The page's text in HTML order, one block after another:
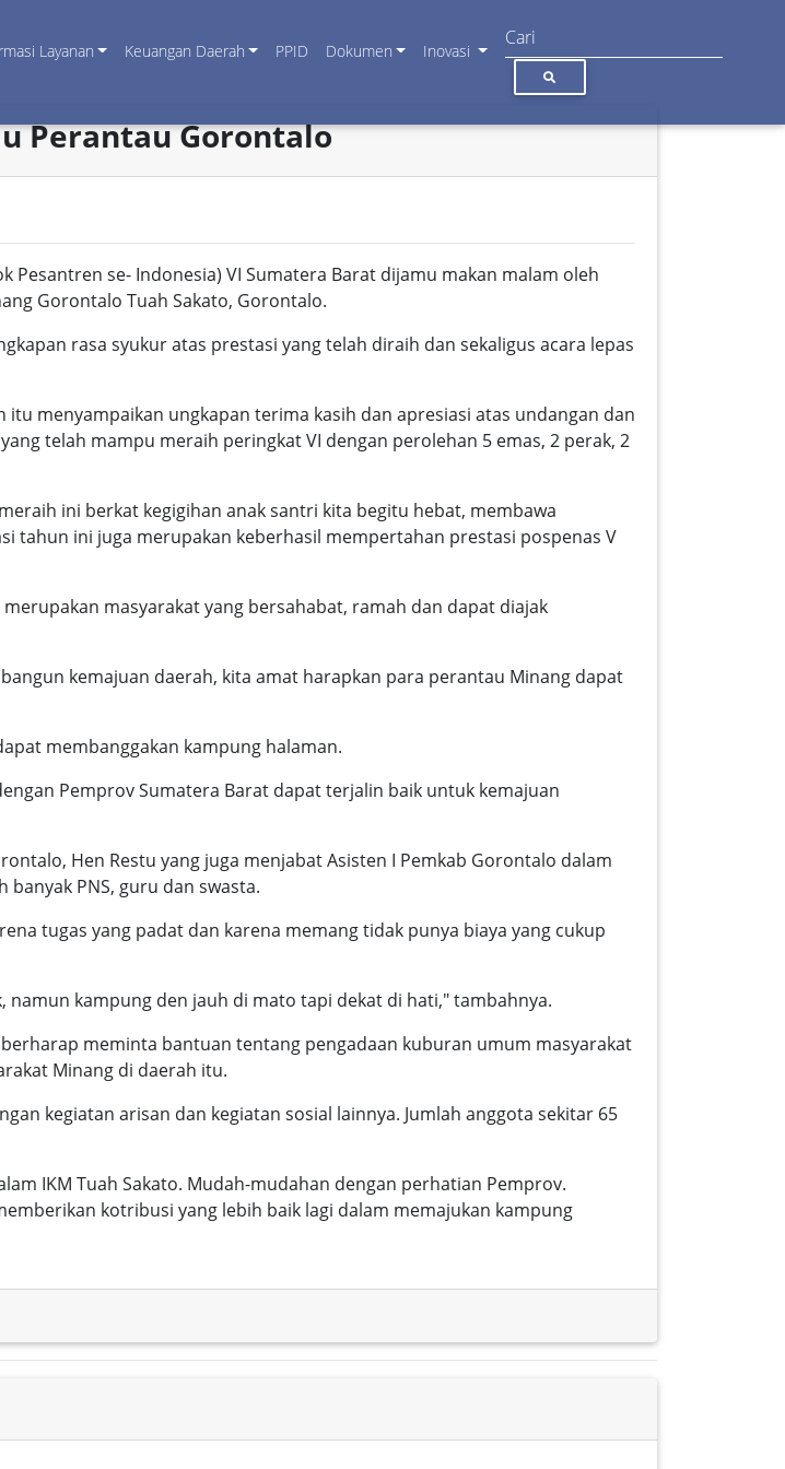
Layanan Keuangan Daerah PPID Dokumen Inovasi
Perantau Gorontalo
Pesantren se- Indonesia) VI Sumatera Barat dijamu makan malam oleh
Gorontalo Tuah Sakato, Gorontalo.
rasa syukur atas prestasi yang telah diraih dan sekaligus acara lepas
menyampaikan ungkapan terima kasih dan apresiasi atas undangan dan
telah mampu meraih peringkat VI dengan perolehan 5 emas, 2 perak, 2
ini berkat kegigihan anak santri kita begitu hebat, membawa
tahun ini juga merupakan keberhasil mempertahan prestasi pospenas V
masyarakat yang bersahabat, ramah dan dapat diajak
kemajuan daerah, kita amat harapkan para perantau Minang dapat
membanggakan kampung halaman.
Pemprov Sumatera Barat dapat terjalin baik untuk kemajuan
Hen Restu yang juga menjabat Asisten I Pemkab Gorontalo dalam
PNS, guru dan swasta.
tugas yang padat dan karena memang tidak punya biaya yang cukup
kampung den jauh di mato tapi dekat di hati," tambahnya.
meminta bantuan tentang pengadaan kuburan umum masyarakat
Minang di daerah itu.
kegiatan arisan dan kegiatan sosial lainnya. Jumlah anggota sekitar 65
IKM Tuah Sakato. Mudah-mudahan dengan perhatian Pemprov.
kotribusi yang lebih baik lagi dalam memajukan kampung